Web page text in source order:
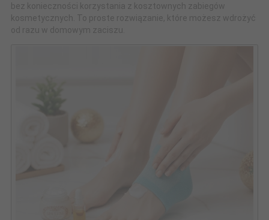
bez konieczności korzystania z kosztownych zabiegów
kosmetycznych. To proste rozwiązanie, które możesz wdrożyć
od razu w domowym zaciszu.